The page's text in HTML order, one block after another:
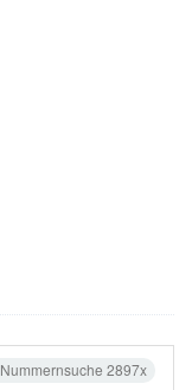
Nummernsuche 2897x